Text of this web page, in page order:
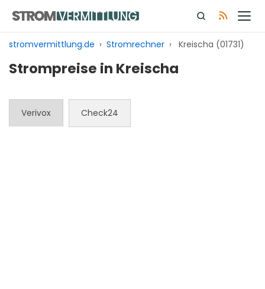
Inhalt
springen
stromvermittlung.de › Stromrechner › Kreischa (01731)
Strompreise in Kreischa
Verivox Check24